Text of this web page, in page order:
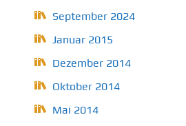
September 2024
Januar 2015
Dezember 2014
Oktober 2014
Mai 2014